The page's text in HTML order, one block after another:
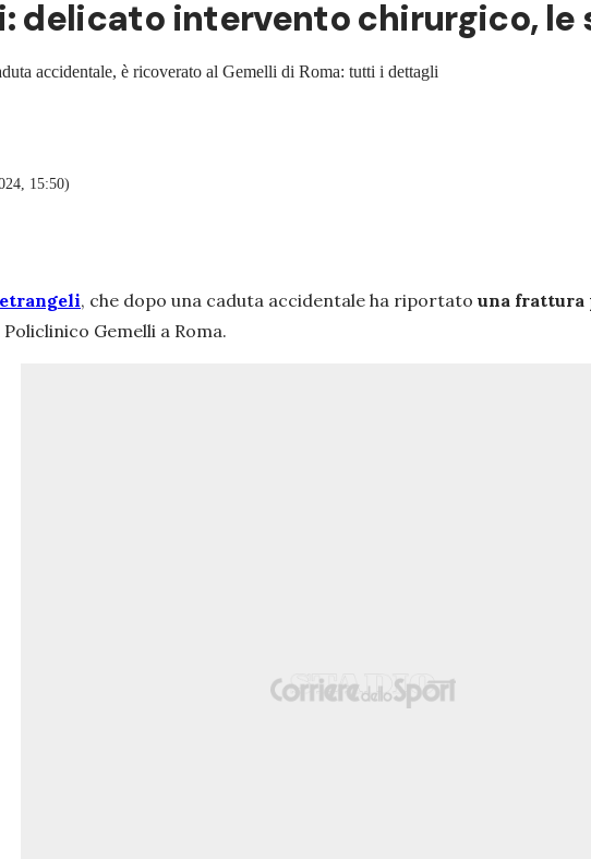
delicato intervento chirurgico, le
accidentale, è ricoverato al Gemelli di Roma: tutti i dettagli
15:50)
, che dopo una caduta accidentale ha riportato una frattura
Gemelli a Roma.